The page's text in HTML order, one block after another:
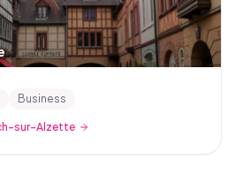
Business
sur-Alzette